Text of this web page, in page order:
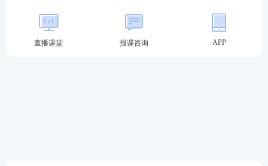
省（区、市）司法行政机关根据参加纸笔答题人员数
量等情况集中设置纸笔考试考区考点考场，新疆生产
建设兵团不设置纸笔考试考点考场。
直播课堂 报课咨询 APP